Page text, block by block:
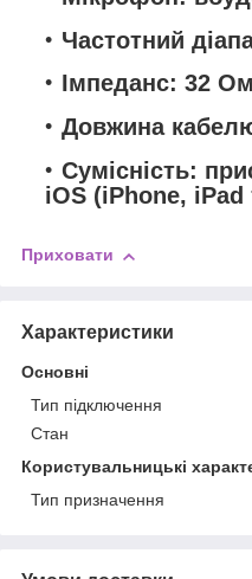
Частотний
Імпеданс: 32 Ом
Довжина
Сумісність:
iOS (iPhone, iPad
Приховати
Характеристики
Основні
Тип підключення
Стан
Користувальницькі
Тип призначення